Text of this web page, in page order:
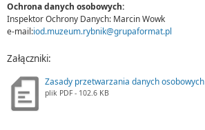
Ochrona danych osobowych:
Inspektor Ochrony Danych: Marcin Wowk
e-mail:iod.muzeum.rybnik@grupaformat.pl
Załączniki:
Zasady przetwarzania danych osobowych
plik PDF- 102.6 KB